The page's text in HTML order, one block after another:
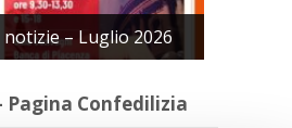
– Luglio 2026
Pagina Confedilizia